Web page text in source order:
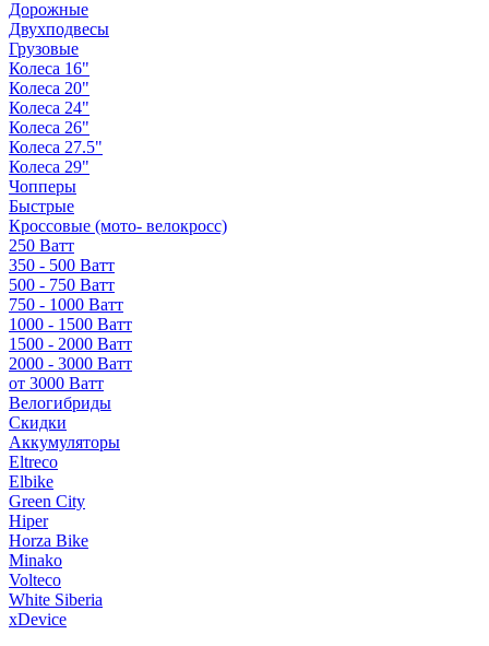
Дорожные
Двухподвесы
Грузовые
Колеса 16"
Колеса 20"
Колеса 24"
Колеса 26"
Колеса 27.5"
Колеса 29"
Чопперы
Быстрые
Кроссовые (мото- велокросс)
250 Ватт
350 - 500 Ватт
500 - 750 Ватт
750 - 1000 Ватт
1000 - 1500 Ватт
1500 - 2000 Ватт
2000 - 3000 Ватт
от 3000 Ватт
Велогибриды
Скидки
Аккумуляторы
Eltreco
Elbike
Green City
Hiper
Horza Bike
Minako
Volteco
White Siberia
xDevice